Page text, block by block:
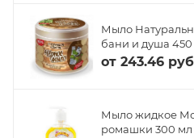
Мыло
бани и душа
от 243.46
Мыло жидкое
ромашки 300 мл